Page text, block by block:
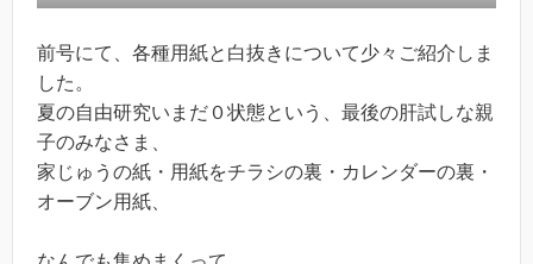
前号にて、各種用紙と白抜きについて少々ご紹介しま
した。
夏の自由研究いまだ０状態という、最後の肝試しな親
子のみなさま、
家じゅうの紙・用紙をチラシの裏・カレンダーの裏・
オーブン用紙、